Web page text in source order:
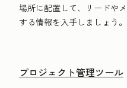
場所に配置して、リードや
する情報を入手しましょう。
プロジェクト管理ツール